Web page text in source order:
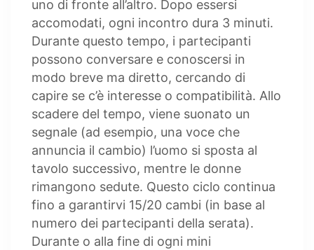
uno di fronte all’altro. Dopo essersi
accomodati, ogni incontro dura 3 minuti.
Durante questo tempo, i partecipanti
possono conversare e conoscersi in
modo breve ma diretto, cercando di
capire se c’è interesse o compatibilità. Allo
scadere del tempo, viene suonato un
segnale (ad esempio, una voce che
annuncia il cambio) l’uomo si sposta al
tavolo successivo, mentre le donne
rimangono sedute. Questo ciclo continua
fino a garantirvi 15/20 cambi (in base al
numero dei partecipanti della serata).
Durante o alla fine di ogni mini